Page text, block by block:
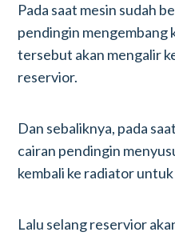
Pada saat mesin sudah
pendingin mengembang
tersebut akan mengalir
reservior.
Dan sebaliknya, pada
cairan pendingin
kembali ke radiator
Lalu selang reservior